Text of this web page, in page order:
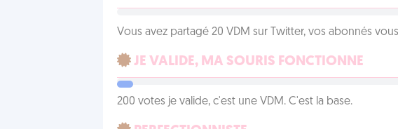
Vous avez partagé 20 VDM sur Twitter, vos abonnés
JE VALIDE, MA SOURIS FONCTIONNE
200 votes je valide, c'est une VDM. C'est la base.